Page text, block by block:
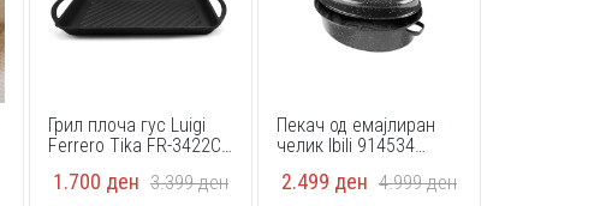
Грил плоча гус Luigi
Ferrero Tika FR-3422CI
1.700 ден 3.399ден
Пекач од емајлиран
челик Ibili 914534
2.499 ден 4.999ден